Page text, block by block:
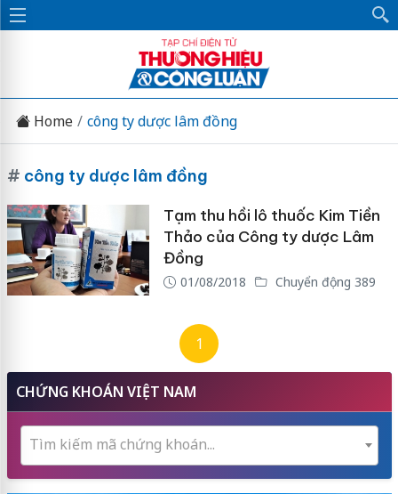
Home công ty dược lâm đồng
# công ty dược lâm đồng
Tạm thu hồi lô thuốc Kim Tiền
Thảo của Công ty dược Lâm
Đồng
01/08/2018 Chuyển động 389
1
CHỨNG KHOÁN VIỆT NAM
Tìm kiếm mã chứng khoán...